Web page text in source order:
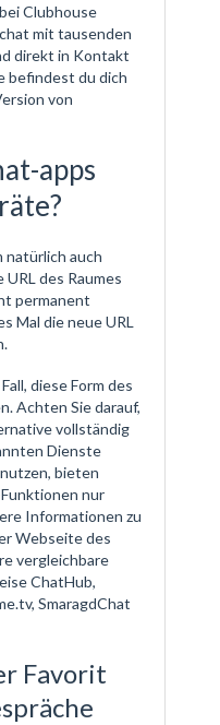
Clubhouse
mit tausenden
direkt in Kontakt
befindest du dich
von
apps
natürlich auch
des Raumes
permanent
Mal die neue URL
diese Form des
Achten Sie darauf,
vollständig
Dienste
bieten
nur
Informationen zu
Webseite des
vergleichbare
ChatHub,
SmaragdChat
Favorit